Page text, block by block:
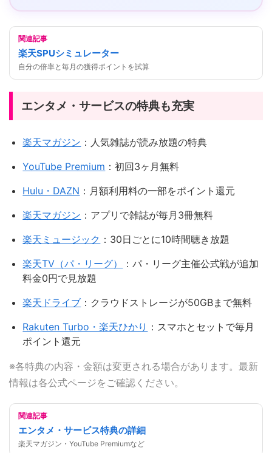
関連記事
楽天SPUシミュレーター
自分の倍率と毎月の獲得ポイントを試算
エンタメ・サービスの特典も充実
楽天マガジン ：人気雑誌が読み放題の特典
YouTube Premium ：初回3ヶ月無料
Hulu・DAZN ：月額利用料の一部をポイント還元
楽天マガジン ：アプリで雑誌が毎月3冊無料
楽天ミュージック ：30日ごとに10時間聴き放題
楽天TV（パ・リーグ）
：パ・リーグ主催公式戦が追加
料金0円で見放題
楽天ドライブ ：クラウドストレージが50GBまで無料
Rakuten Turbo・楽天ひかり ：スマホとセットで毎月
ポイント還元
※各特典の内容・金額は変更される場合があります。最新
情報は各公式ページをご確認ください。
関連記事
エンタメ・サービス特典の詳細
楽天マガジン・YouTube Premiumなど